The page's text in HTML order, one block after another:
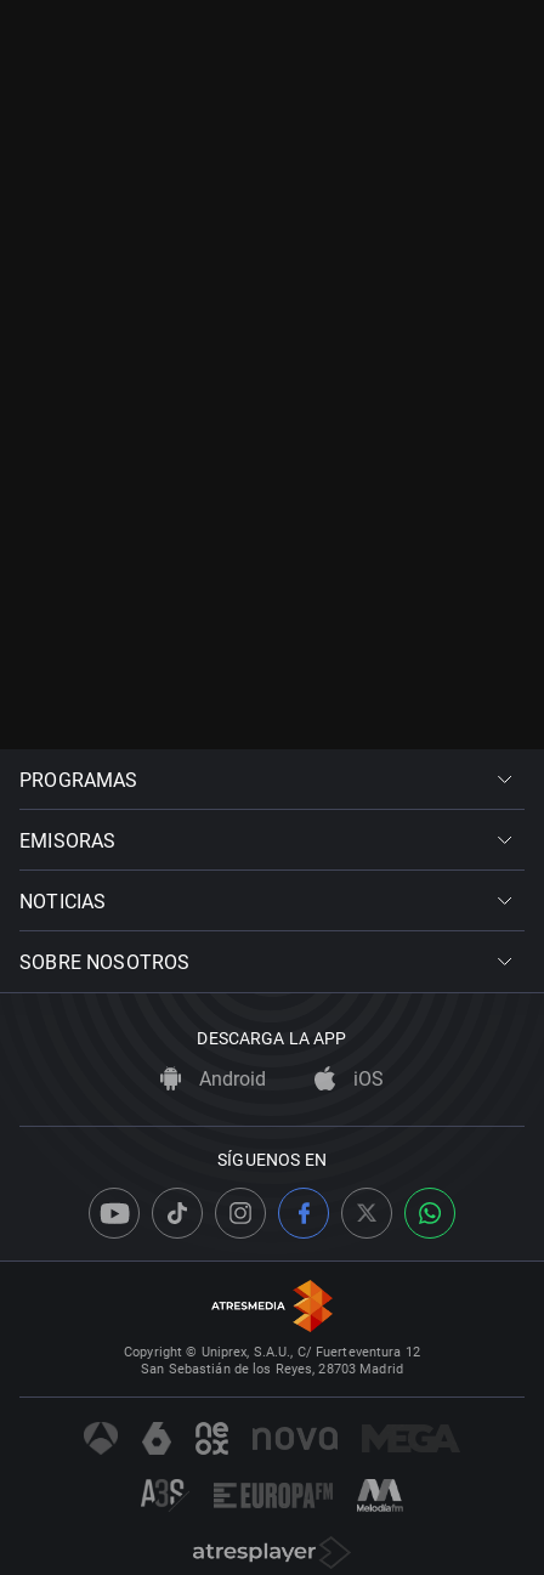
PROGRAMAS
EMISORAS
NOTICIAS
SOBRE NOSOTROS
DESCARGA LA APP
Android iOS
SÍGUENOS EN
Copyright © Uniprex, S.A.U., C/ Fuerteventura 12
San Sebastián de los Reyes, 28703 Madrid